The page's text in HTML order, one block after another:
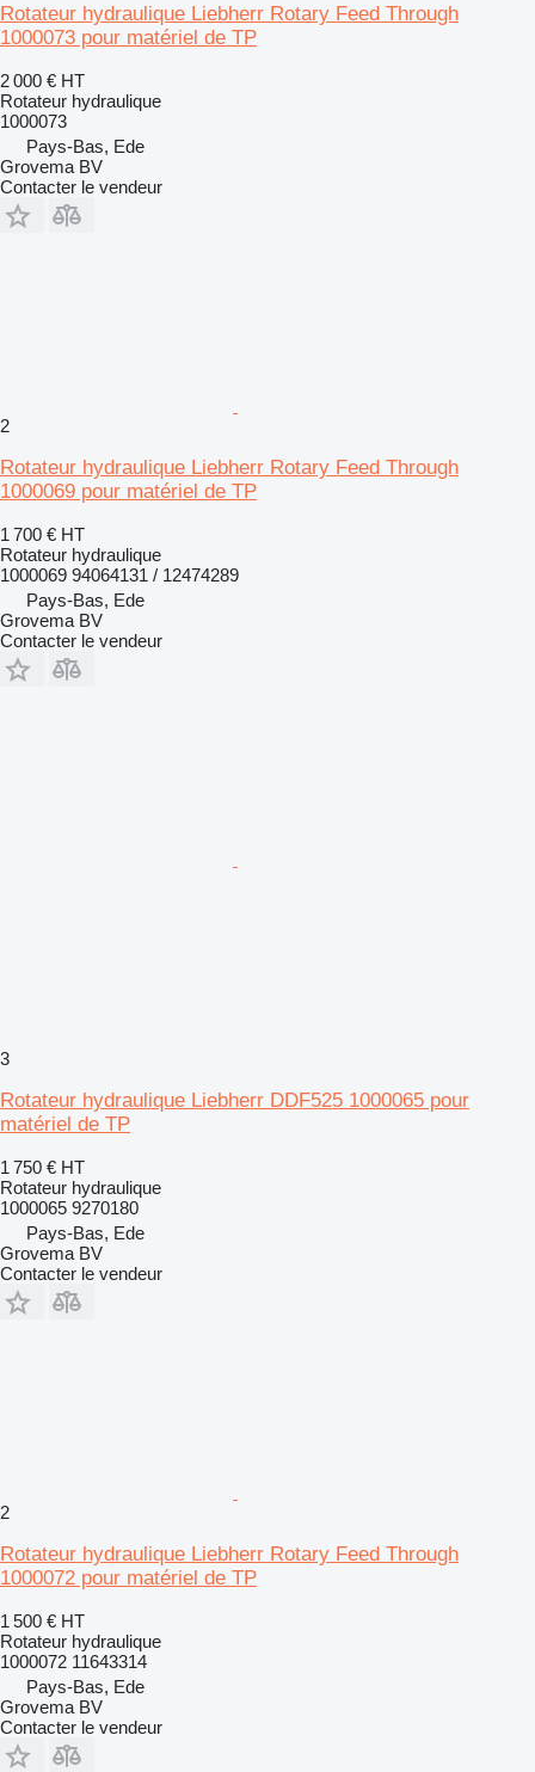
Rotateur hydraulique Liebherr Rotary Feed Through
1000073 pour matériel de TP
2 000 € HT
Rotateur hydraulique
1000073
Pays-Bas, Ede
Grovema BV
Contacter le vendeur
2
Rotateur hydraulique Liebherr Rotary Feed Through
1000069 pour matériel de TP
1 700 € HT
Rotateur hydraulique
1000069 94064131 / 12474289
Pays-Bas, Ede
Grovema BV
Contacter le vendeur
3
Rotateur hydraulique Liebherr DDF525 1000065 pour
matériel de TP
1 750 € HT
Rotateur hydraulique
1000065 9270180
Pays-Bas, Ede
Grovema BV
Contacter le vendeur
2
Rotateur hydraulique Liebherr Rotary Feed Through
1000072 pour matériel de TP
1 500 € HT
Rotateur hydraulique
1000072 11643314
Pays-Bas, Ede
Grovema BV
Contacter le vendeur